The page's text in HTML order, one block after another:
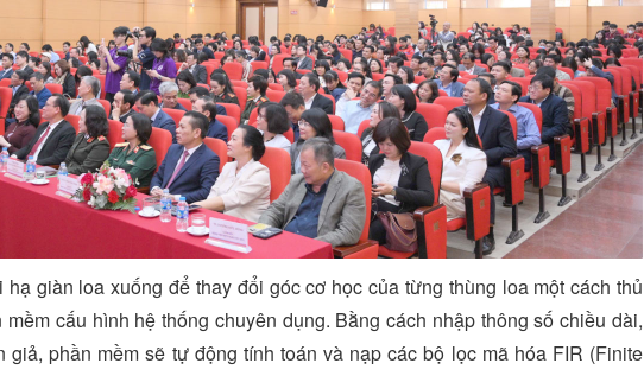
giàn loa xuống để thay đổi góc cơ học của từng thùng loa một cách thủ
cấu hình hệ thống chuyên dụng. Bằng cách nhập thông số chiều dài,
phần mềm sẽ tự động tính toán và nạp các bộ lọc mã hóa FIR (Finite